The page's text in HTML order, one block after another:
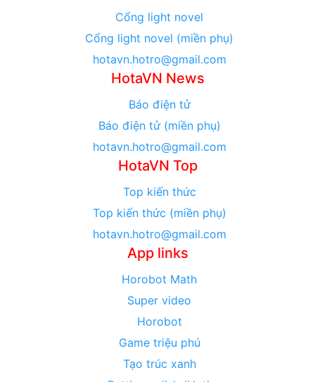
Cổng light novel
Cổng light novel (miền phụ)
hotavn.hotro@gmail.com
HotaVN News
Báo điện tử
Báo điện tử (miền phụ)
hotavn.hotro@gmail.com
HotaVN Top
Top kiến thức
Top kiến thức (miền phụ)
hotavn.hotro@gmail.com
App links
Horobot Math
Super video
Horobot
Game triệu phú
Tạo trúc xanh